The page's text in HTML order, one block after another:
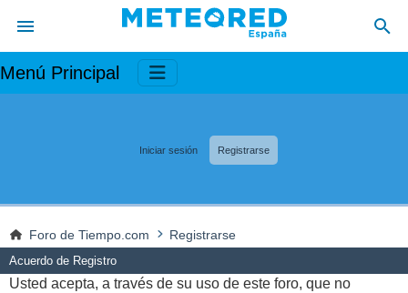
Menú Principal
Iniciar sesión Registrarse
Foro de Tiempo.com Registrarse
Acuerdo de Registro
Usted acepta, a través de su uso de este foro, que no